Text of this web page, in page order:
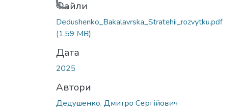
Вантажиться...
Файли
Dedushenko_Bakalavrska_Stratehii_rozvytku.pdf
(1,59 MB)
Дата
2025
Автори
Дедушенко, Дмитро Сергійович